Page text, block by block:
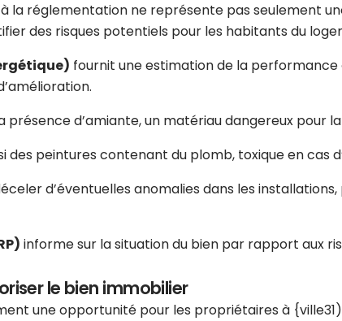
la réglementation ne représente pas seulement
des risques potentiels pour les habitants du
fournit une estimation de la performance
présence d’amiante, un matériau dangereux pour
des peintures contenant du plomb, toxique en cas
d’éventuelles anomalies dans les
informe sur la situation du bien par rapport aux
le bien immobilier
une opportunité pour les propriétaires à